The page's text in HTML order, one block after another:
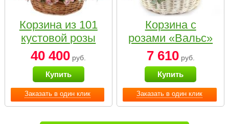
Заказать в один клик
Корзина из 101
кустовой розы
нежных тонов
40 400 руб.
Купить
Заказать в один клик
Корзина с
розами «Вальс»
7 610руб.
Купить